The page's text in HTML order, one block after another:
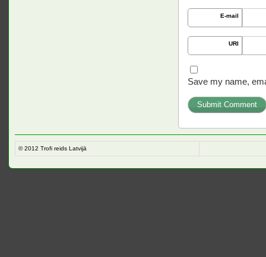
E-mail
URI
Save my name,
© 2012 Trofi reids Latvijā